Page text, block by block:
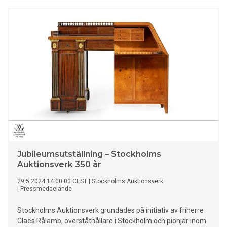
människor. Denna gång knyts dock manéret närmare Ving
och ska illustrera hur det lilla extra gör att
semesterupplevelsen blir ännu bättre.
Jubileumsutställning – Stockholms
Auktionsverk 350 år
29.5.2024 14:00:00 CEST
Stockholms Auktionsverk
Pressmeddelande
Stockholms Auktionsverk grundades på initiativ av friherre
Claes Rålamb, överståthållare i Stockholm och pionjär inom